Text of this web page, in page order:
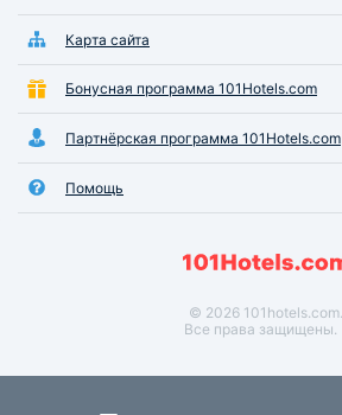
Карта сайта
Бонусная программа 101Hotels.com
Партнёрская программа 101Hotels.com
Помощь
© 2026 101hotels.com.
Все права защищены.